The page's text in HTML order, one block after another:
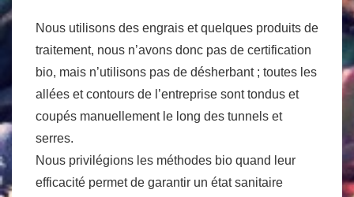
Nous utilisons des engrais et quelques produits de
traitement, nous n’avons donc pas de certification
bio, mais n’utilisons pas de désherbant ; toutes les
allées et contours de l’entreprise sont tondus et
coupés manuellement le long des tunnels et
serres.
Nous privilégions les méthodes bio quand leur
efficacité permet de garantir un état sanitaire